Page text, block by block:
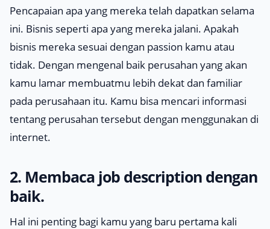
Pencapaian apa yang mereka telah dapatkan selama
ini. Bisnis seperti apa yang mereka jalani. Apakah
bisnis mereka sesuai dengan passion kamu atau
tidak. Dengan mengenal baik perusahan yang akan
kamu lamar membuatmu lebih dekat dan familiar
pada perusahaan itu. Kamu bisa mencari informasi
tentang perusahan tersebut dengan menggunakan di
internet.
2. Membaca job description dengan
baik.
Hal ini penting bagi kamu yang baru pertama kali